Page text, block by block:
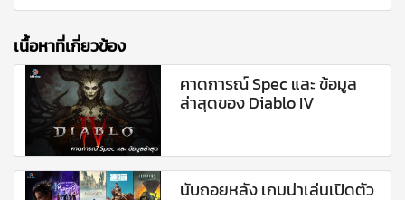
เนื้อหาที่เกี่ยวข้อง
คาดการณ์ Spec และ ข้อมูล
ล่าสุดของ Diablo IV
นับถอยหลัง เกมน่าเล่นเปิดตัว